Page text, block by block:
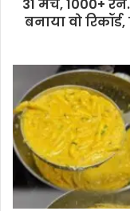
31 मैच, 1000+
बनाया वो